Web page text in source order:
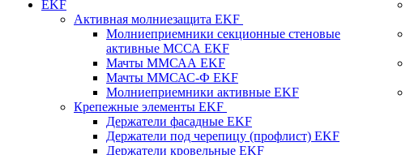
EKF
Активная молниезащита EKF
Молниеприемники секционные стеновые
активные МССА EKF
Мачты ММСАА EKF
Мачты ММСАС-Ф EKF
Молниеприемники активные EKF
Крепежные элементы EKF
Держатели фасадные EKF
Держатели под черепицу (профлист) EKF
Держатели кровельные EKF